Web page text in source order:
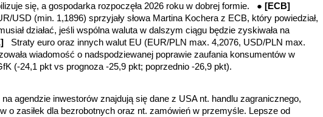
się, a gospodarka rozpoczęła 2026 roku w dobrej formie. ● [ECB]
USD (min. 1,1896) sprzyjały słowa Martina Kochera z ECB, który powiedział,
działać, jeśli wspólna waluta w dalszym ciągu będzie zyskiwała na
Straty euro oraz innych walut EU (EUR/PLN max. 4,2076, USD/PLN max.
wiadomość o nadspodziewanej poprawie zaufania konsumentów w
(-24,1 pkt vs prognoza -25,9 pkt; poprzednio -26,9 pkt).
na agendzie inwestorów znajdują się dane z USA nt. handlu zagranicznego,
o zasiłek dla bezrobotnych oraz nt. zamówień w przemyśle. Lepsze od